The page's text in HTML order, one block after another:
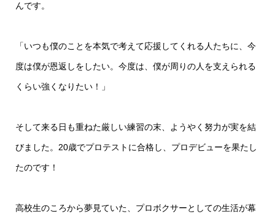
んです。
「いつも僕のことを本気で考えて応援してくれる人たちに、今
度は僕が恩返しをしたい。今度は、僕が周りの人を支えられる
くらい強くなりたい！」
そして来る日も重ねた厳しい練習の末、ようやく努力が実を結
びました。20歳でプロテストに合格し、プロデビューを果たし
たのです！
高校生のころから夢見ていた、プロボクサーとしての生活が幕